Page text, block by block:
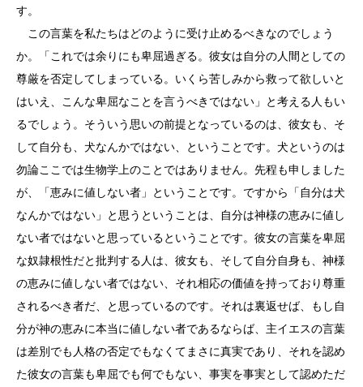
す。
この言葉を私たちはどのように受け止めるべきなのでしょう
か。「これでは余りにも卑屈過ぎる。彼女は自分の人間としての
尊厳を否定してしまっている。いくら苦しみから救って欲しいと
はいえ、こんな卑屈なことを言うべきではない」と考える人もい
るでしょう。そういう思いの前提となっているのは、彼女も、そ
して自分も、犬なんかではない、ということです。犬というのは
勿論ここでは生物学上のことではありません。先程も申しました
が、「恵みに値しない者」ということです。ですから「自分は犬
なんかではない」と思うということは、自分は神様の恵みに値し
ない者ではないと思っているということです。彼女の言葉を卑屈
な奴隷根性だと批判する人は、彼女も、そして自分自身も、神様
の恵みに値しない者ではない、それ相応の価値を持っており尊重
されるべき者だ、と思っているのです。それは裏返せば、もし自
分が神の恵みに本当に値しない者であるならば、主イエスの言葉
は差別でも人格の否定でもなくてまさに真実であり、それを認め
た彼女の言葉も卑屈でも何でもない、事実を事実として認めただ